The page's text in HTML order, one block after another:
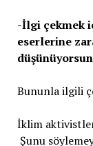
-İlgi çekmek
eserlerine
Bununla ilgili
İklim
Şunu